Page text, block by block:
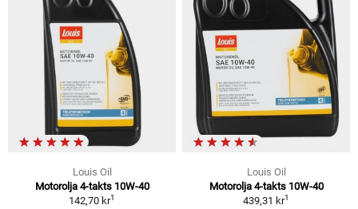
Louis Oil
Motorolja 4-takts 10W-40
142,70 kr1
Louis Oil
Motorolja 4-takts 10W-40
439,31 kr1